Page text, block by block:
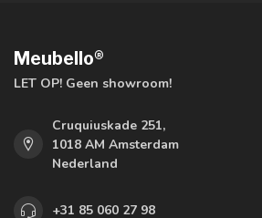
Meubello®
LET OP! Geen showroom!
Cruquiuskade 251,
1018 AM Amsterdam
Nederland
+31 85 060 27 98